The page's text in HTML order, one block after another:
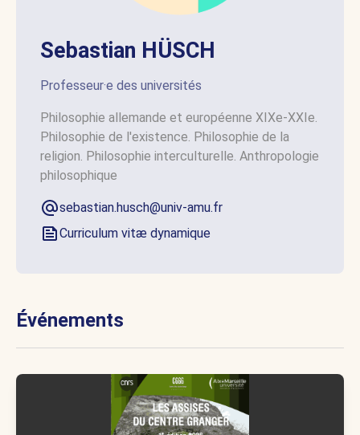
Sebastian HÜSCH
Professeur·e des universités
Philosophie allemande et européenne XIXe-XXIe.
Philosophie de l'existence. Philosophie de la
religion. Philosophie interculturelle. Anthropologie
philosophique
sebastian.husch@univ-amu.fr
Curriculum vitæ dynamique
Événements